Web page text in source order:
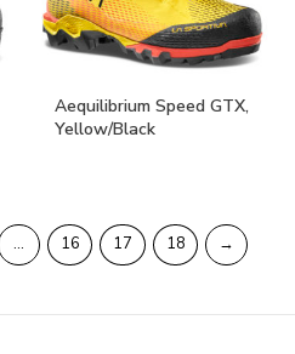
Aequilibrium Speed GTX,
Yellow/Black
… 16 17 18 →